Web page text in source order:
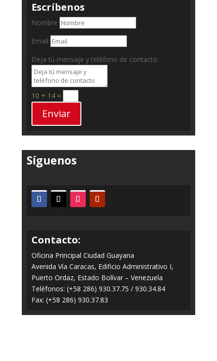
Escríbenos
Nombre
Email
Deja tú mensaje y teléfono de contacto
10 + 14=
Enviar
Síguenos
Contacto:
Oficina Principal Ciudad Guayana
Avenida Vía Caracas, Edificio Administrativo I,
Puerto Ordaz, Estado Bolívar – Venezuela
Teléfonos: (+58 286) 930.37.75 / 930.34.84
Fax: (+58 286) 930.37.83